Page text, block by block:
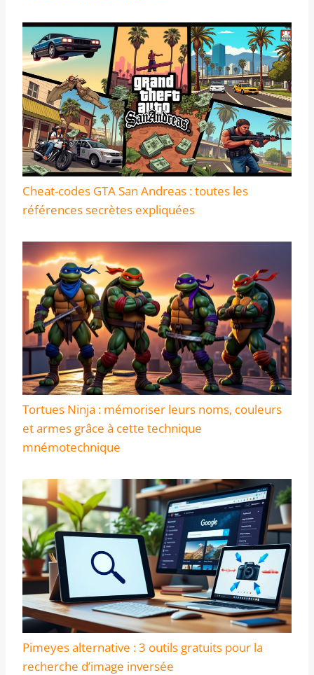
Cheat-codes GTA San Andreas : toutes les
références secrètes expliquées
Tortues Ninja : mémoriser leurs noms, couleurs
et armes grâce à cette technique
mnémotechnique
Pimeyes alternative : 3 outils gratuits pour la
recherche d’image inversée